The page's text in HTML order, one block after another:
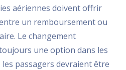
aériennes doivent offrir
un remboursementou
Le changement
une option dans les
passagers devraient être